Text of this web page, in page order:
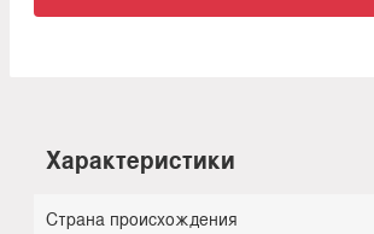
Характеристики
Страна происхождения